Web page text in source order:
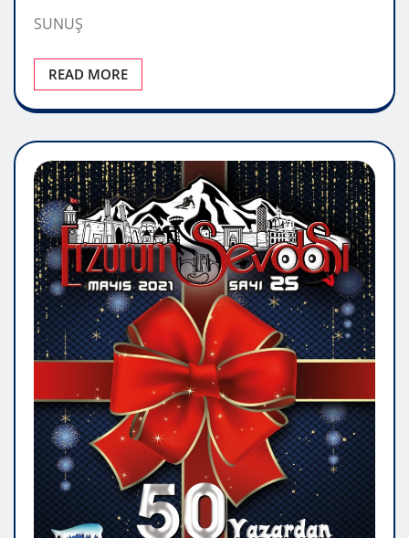
SUNUŞ
READ MORE